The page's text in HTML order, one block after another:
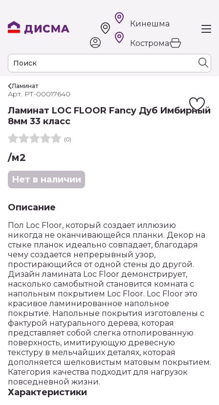
Кинешма
Кострома
Ламинат
Арт. РТ-00017640
Ламинат LOC FLOOR Fancy Дуб Имбирный
8мм 33 класс
(0)
/м2
Нет в наличии
Описание
Пол Loc Floor, который создает иллюзию
никогда не оканчивающейся планки. Декор на
стыке планок идеально совпадает, благодаря
чему создается непрерывный узор,
простирающийся от одной стены до другой.
Дизайн ламината Loc Floor демонстрирует,
насколько самобытной становится комната с
напольным покрытием Loc Floor. Loc Floor это
красивое ламинированное напольное
покрытие. Напольные покрытия изготовлены с
фактурой натурального дерева, которая
представляет собой слегка отполированную
поверхность, имитирующую древесную
текстуру в мельчайших деталях, которая
дополняется шелковистым матовым покрытием.
Категория качества подходит для нагрузок
повседневной жизни.
Характеристики